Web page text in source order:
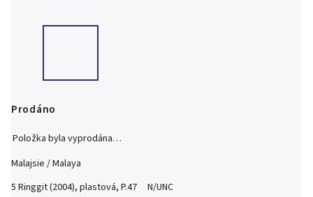
Prodáno
Položka byla vyprodána…
Malajsie / Malaya
5 Ringgit (2004), plastová, P.47 N/UNC